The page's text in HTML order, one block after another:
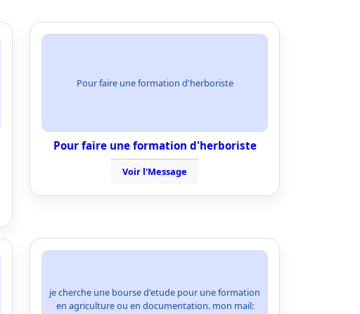
Pour faire une formation d'herboriste
Pour faire une formation d'herboriste
Voir l'Message
je cherche une bourse d'etude pour une formation
en agriculture ou en documentation. mon mail: